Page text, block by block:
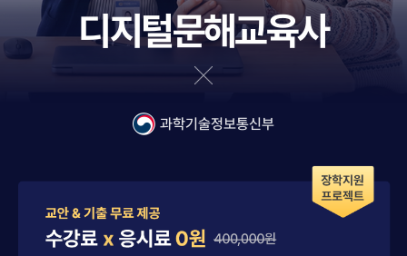
디지털문해교육사
과학기술정보통신부